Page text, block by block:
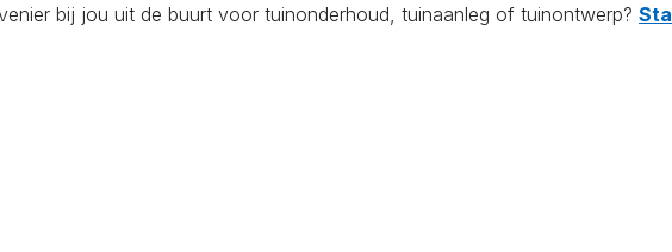
bij jou uit de buurt voor tuinonderhoud, tuinaanleg of tuinontwerp?